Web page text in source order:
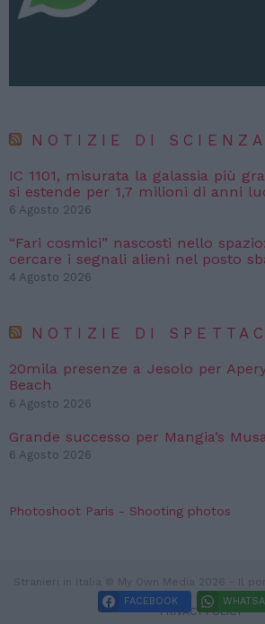
NOTIZIE DI SCIENZA
IC 1101, misurata la galassia più
si estende per 1,7 milioni di anni
6 Agosto 2026
“Fari cosmici” nascosti nello
cercare i segnali alieni nel posto
4 Agosto 2026
NOTIZIE DI
20mila presenze a Jesolo per
Beach
6 Agosto 2026
Grande successo per Mangia’s
6 Agosto 2026
Photoshoot Paris - Shooting photos
PRIVACY POLICY
FACEBOOK